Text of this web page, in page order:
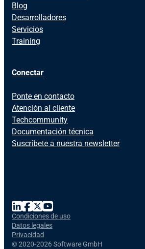
Blog
Desarrolladores
Servicios
Training
Conectar
Ponte en contacto
Atención al cliente
Techcommunity
Documentación técnica
Suscríbete a nuestra newsletter
©2020-2026 Software GmbH
Condiciones de uso
Datos legales
Privacidad